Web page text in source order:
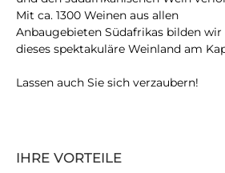
IHRE VORTEILE
Mit ca. 1300 Weinen aus allen
Anbaugebieten Südafrikas bilden wir
dieses spektakuläre Weinland am
Lassen auch Sie sich verzaubern!